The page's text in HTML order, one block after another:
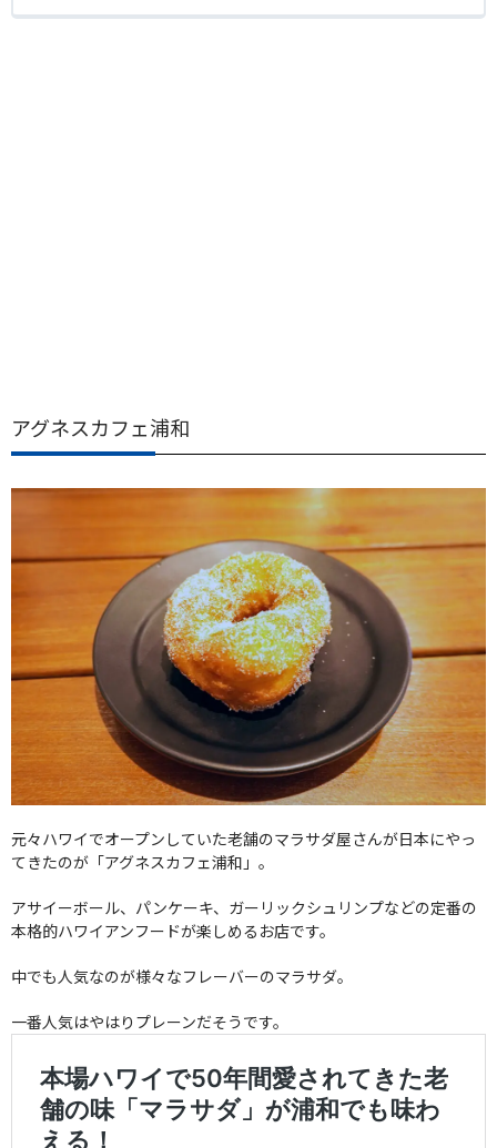
アグネスカフェ浦和
元々ハワイでオープンしていた老舗のマラサダ屋さんが日本にやっ
てきたのが「アグネスカフェ浦和」。
アサイーボール、パンケーキ、ガーリックシュリンプなどの定番の
本格的ハワイアンフードが楽しめるお店です。
中でも人気なのが様々なフレーバーのマラサダ。
一番人気はやはりプレーンだそうです。